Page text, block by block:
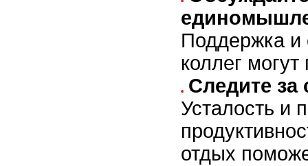
Поддержка и
коллег
Следите за
Усталость и
отдых